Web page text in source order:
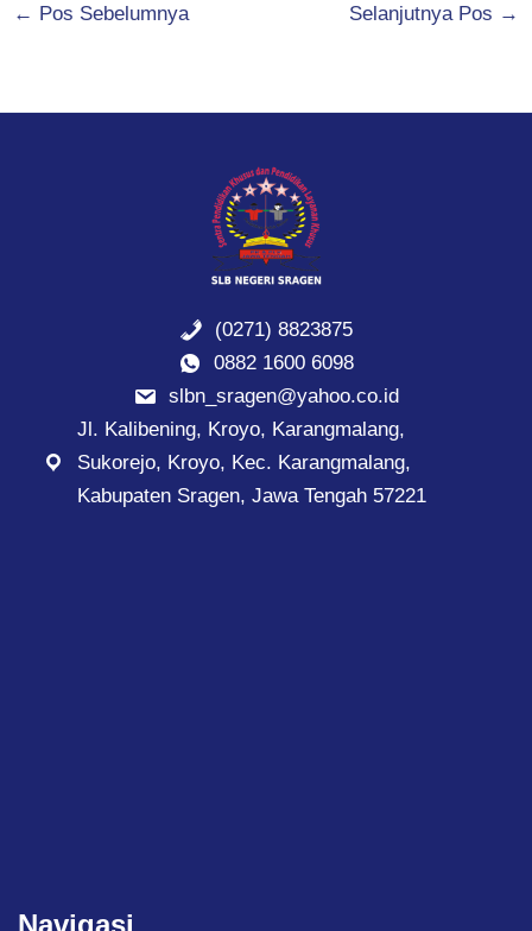
← Pos Sebelumnya Selanjutnya Pos →
(0271) 8823875
0882 1600 6098
slbn_sragen@yahoo.co.id
Jl. Kalibening, Kroyo, Karangmalang,
Sukorejo, Kroyo, Kec. Karangmalang,
Kabupaten Sragen, Jawa Tengah 57221
Navigasi